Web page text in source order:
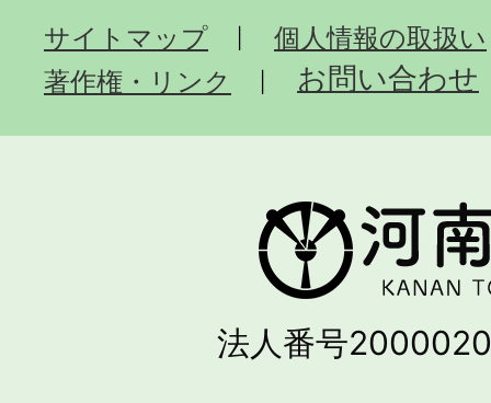
サイトマップ
個人情報の取扱い
著作権・リンク
お問い合わせ
法人番号